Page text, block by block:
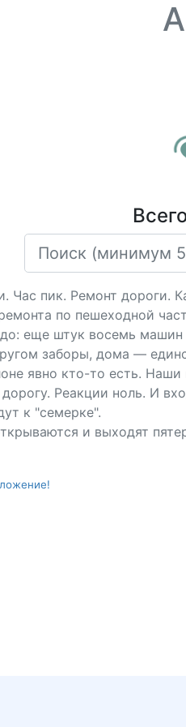
Час пик. Ремонт дороги.
по пешеходной
еще штук восемь
заборы, дома —
явно кто-то есть.
Реакции ноль. И
к "семерке".
и выходят